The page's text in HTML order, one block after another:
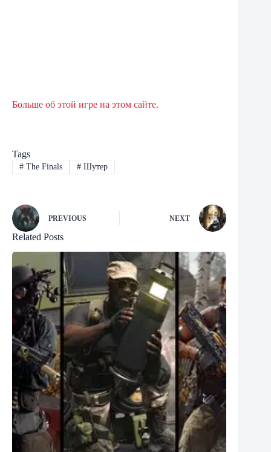
Больше об этой игре на этом сайте.
Tags
#The Finals #Шутер
PREVIOUS NEXT
Related Posts